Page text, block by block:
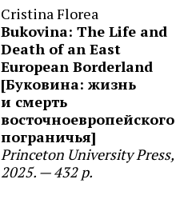
Cristina Florea
Bukovina: The Life and
Death of an East
European Borderland
[Буковина: жизнь
и смерть
восточноевропейского
пограничья]
Princeton University Press,
2025. — 432 p.